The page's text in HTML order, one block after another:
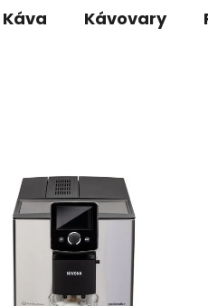
Káva Kávovary